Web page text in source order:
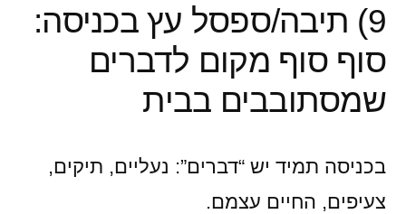
9) תיבה/ספסל עץ בכניסה:
סוף סוף מקום לדברים
שמסתובבים בבית
בכניסה תמיד יש “דברים”: נעליים, תיקים,
צעיפים, החיים עצמם.